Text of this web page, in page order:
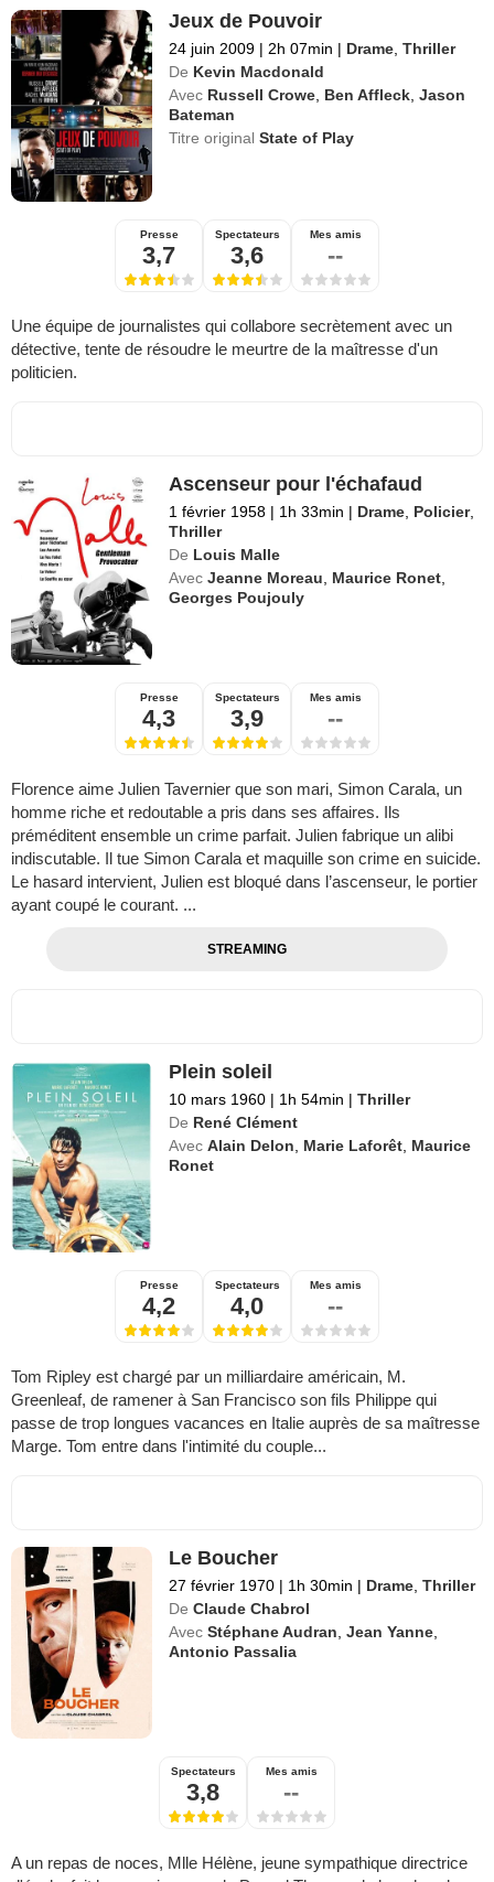
Jeux de Pouvoir
24 juin 2009 | 2h 07min | Drame ,Thriller
De Kevin Macdonald
Avec Russell Crowe Ben Affleck ,Jason
Bateman
Titre originalState of Play
Presse
3,7
Spectateurs
3,6
Mes amis
--
Une équipe de journalistes qui collabore secrètement avec un
détective, tente de résoudre le meurtre de la maîtresse d'un
politicien.
Ascenseur pour l'échafaud
1 février 1958 | 1h 33min | Drame Policier,
Thriller
De Louis Malle
Avec Jeanne Moreau Maurice Ronet
Georges Poujouly
Presse
4,3
Spectateurs
3,9
Mes amis
--
Florence aime Julien Tavernier que son mari, Simon Carala, un
homme riche et redoutable a pris dans ses affaires. Ils
préméditent ensemble un crime parfait. Julien fabrique un alibi
indiscutable. Il tue Simon Carala et maquille son crime en suicide.
Le hasard intervient, Julien est bloqué dans l’ascenseur, le portier
ayant coupé le courant. ...
STREAMING
Plein soleil
10 mars 1960 | 1h 54min | Thriller
De René Clément
Avec Alain Delon Marie Laforêt Maurice
Ronet
Presse
4,2
Spectateurs
4,0
Mes amis
--
Tom Ripley est chargé par un milliardaire américain, M.
Greenleaf, de ramener à San Francisco son fils Philippe qui
passe de trop longues vacances en Italie auprès de sa maîtresse
Marge. Tom entre dans l'intimité du couple...
Le Boucher
27 février 1970 | 1h 30min | Drame ,Thriller
De Claude Chabrol
Avec Stéphane Audran ,Jean Yanne
Antonio Passalia
Spectateurs
3,8
Mes amis
--
A un repas de noces, Mlle Hélène, jeune sympathique directrice